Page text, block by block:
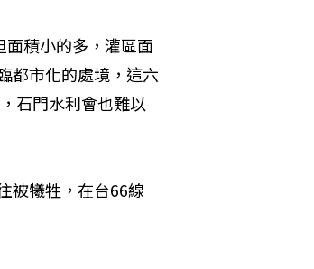
積小的多，灌區面
都市化的處境，這六
石門水利會也難以
被犧牲，在台66線